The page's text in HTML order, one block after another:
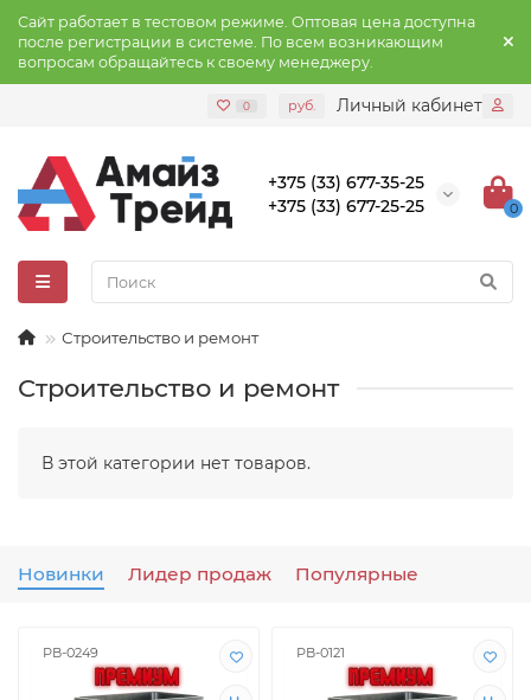
Сайт работает в тестовом режиме. Оптовая цена доступна
после регистрации в системе. По всем возникающим
вопросам обращайтесь к своему менеджеру.
0 руб. Личный кабинет
+375 (33) 677-35-25
+375 (33) 677-25-25
0
Строительство и ремонт
Строительство и ремонт
В этой категории нет товаров.
Новинки Лидер продаж Популярные
РВ-0249 РВ-0121